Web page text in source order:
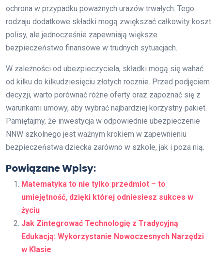
ochrona w przypadku poważnych urazów trwałych. Tego
rodzaju dodatkowe składki mogą zwiększać całkowity koszt
polisy, ale jednocześnie zapewniają większe
bezpieczeństwo finansowe w trudnych sytuacjach.
W zależności od ubezpieczyciela, składki mogą się wahać
od kilku do kilkudziesięciu złotych rocznie. Przed podjęciem
decyzji, warto porównać różne oferty oraz zapoznać się z
warunkami umowy, aby wybrać najbardziej korzystny pakiet.
Pamiętajmy, że inwestycja w odpowiednie ubezpieczenie
NNW szkolnego jest ważnym krokiem w zapewnieniu
bezpieczeństwa dziecka zarówno w szkole, jak i poza nią.
Powiązane Wpisy:
Matematyka to nie tylko przedmiot – to
umiejętność, dzięki której odniesiesz sukces w
życiu
Jak Zintegrować Technologię z Tradycyjną
Edukacją: Wykorzystanie Nowoczesnych Narzędzi
w Klasie